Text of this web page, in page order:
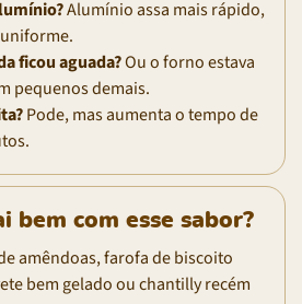
Alumínio assa mais rápido,
ficou aguada?Ou o forno estava
pequenos demais.
Pode, mas aumenta o tempo de
bem com esse sabor?
amêndoas, farofa de biscoito
bem gelado ou chantilly recém